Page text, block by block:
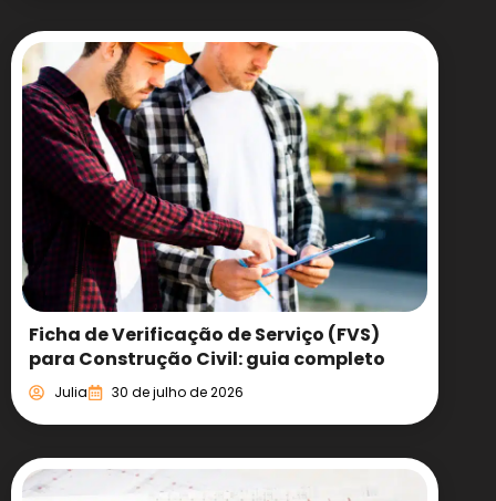
Ficha de Verificação de Serviço (FVS)
para Construção Civil: guia completo
Julia 30 de julho de 2026